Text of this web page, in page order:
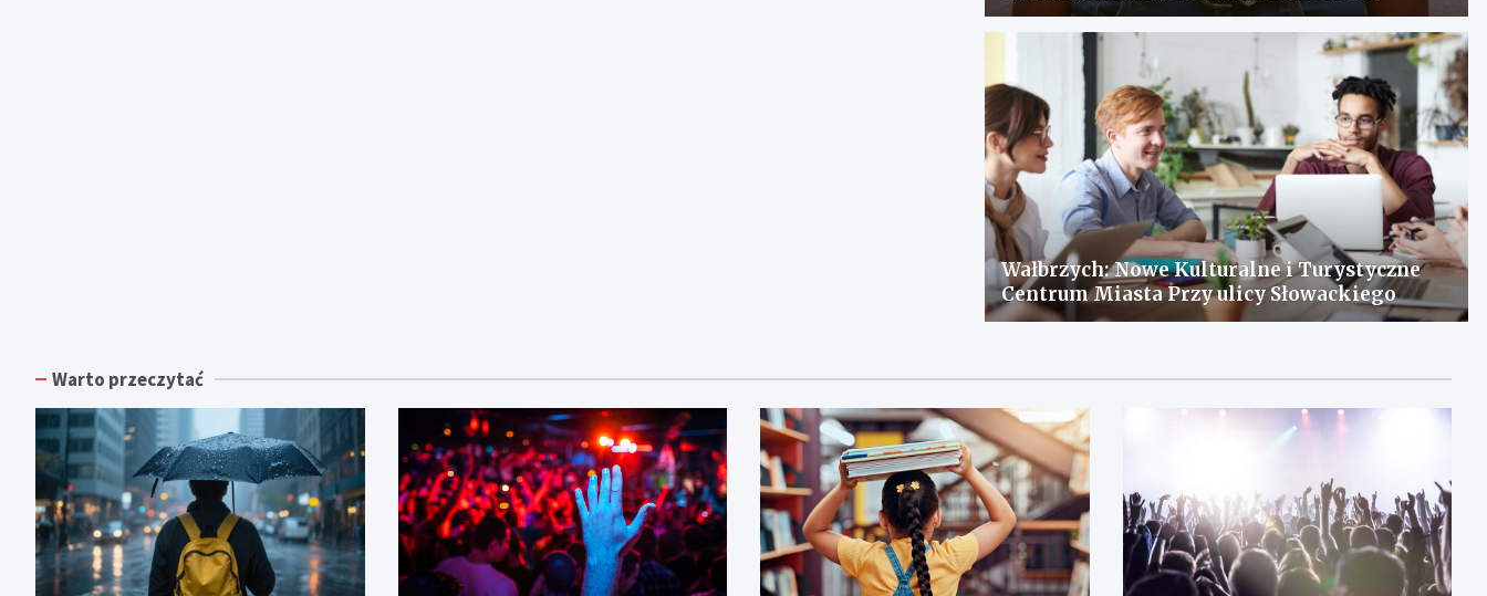
spotkanie dla wymiany doświadczeń i
rozwiązania problemów
Wałbrzych: Nowe Kulturalne i Turystyczne
Centrum Miasta Przy ulicy Słowackiego
Warto przeczytać